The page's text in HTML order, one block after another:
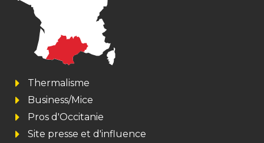
Thermalisme
Business/Mice
Pros d'Occitanie
Site presse et d'influence